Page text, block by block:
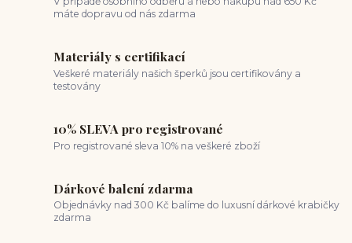
máte dopravu od nás zdarma
Materiály s certifikací
Veškeré materiály našich šperků jsou certifikovány a
testovány
10% SLEVA pro registrované
Pro registrované sleva 10% na veškeré zboží
Dárkové balení zdarma
Objednávky nad 300 Kč balíme do luxusní dárkové krabičky
zdarma